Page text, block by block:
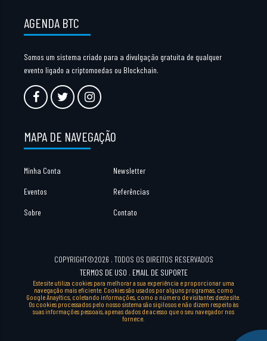
AGENDA BTC
Somos um sistema criado para a divulgação gratuita de qualquer
evento ligado a criptomoedas ou Blockchain.
MAPA DE NAVEGAÇÃO
Minha Conta Newsletter
Eventos Referências
Sobre Contato
COPYRIGHT©2026 . TODOS OS DIREITOS RESERVADOS
TERMOS DE USO . EMAIL DE SUPORTE
Este site utiliza cookies para melhorar a sua experiência e proporcionar uma
navegação mais eficiente. Cookies são usados por alguns programas, como
Google Anayltics, coletando informações, como o número de visitantes deste site.
Os cookies processados pelo nosso sistema são sigilosos e não dizem respeito às
suas informações pessoais, apenas dados de acesso que o seu navegador nos
fornece.